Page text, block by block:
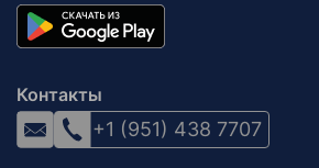
Контакты
+1 (951) 438 7707